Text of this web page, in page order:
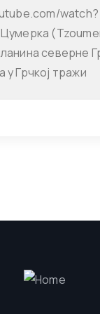
watch?
северне
у Грчкој тражи